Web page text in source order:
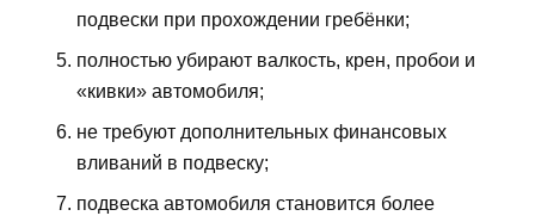
подвески при прохождении гребёнки;
полностью убирают валкость, крен, пробои и
«кивки» автомобиля;
не требуют дополнительных финансовых
вливаний в подвеску;
подвеска автомобиля становится более